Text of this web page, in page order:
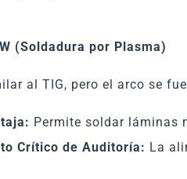
(Soldadura por Plasma)
al TIG, pero el arco se
Permite soldar láminas
Crítico de Auditoría: La